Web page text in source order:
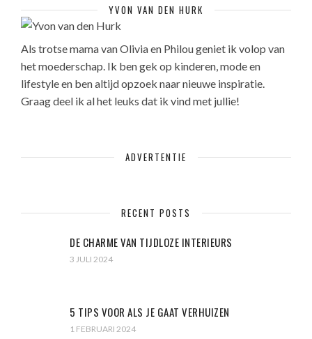
YVON VAN DEN HURK
Als trotse mama van Olivia en Philou geniet ik volop van
het moederschap. Ik ben gek op kinderen, mode en
lifestyle en ben altijd opzoek naar nieuwe inspiratie.
Graag deel ik al het leuks dat ik vind met jullie!
ADVERTENTIE
RECENT POSTS
DE CHARME VAN TIJDLOZE INTERIEURS
3 JULI 2024
5 TIPS VOOR ALS JE GAAT VERHUIZEN
1 FEBRUARI 2024